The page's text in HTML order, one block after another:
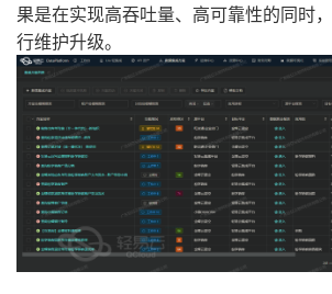
果是在实现高吞吐量、高可靠性的同时
行维护升级。